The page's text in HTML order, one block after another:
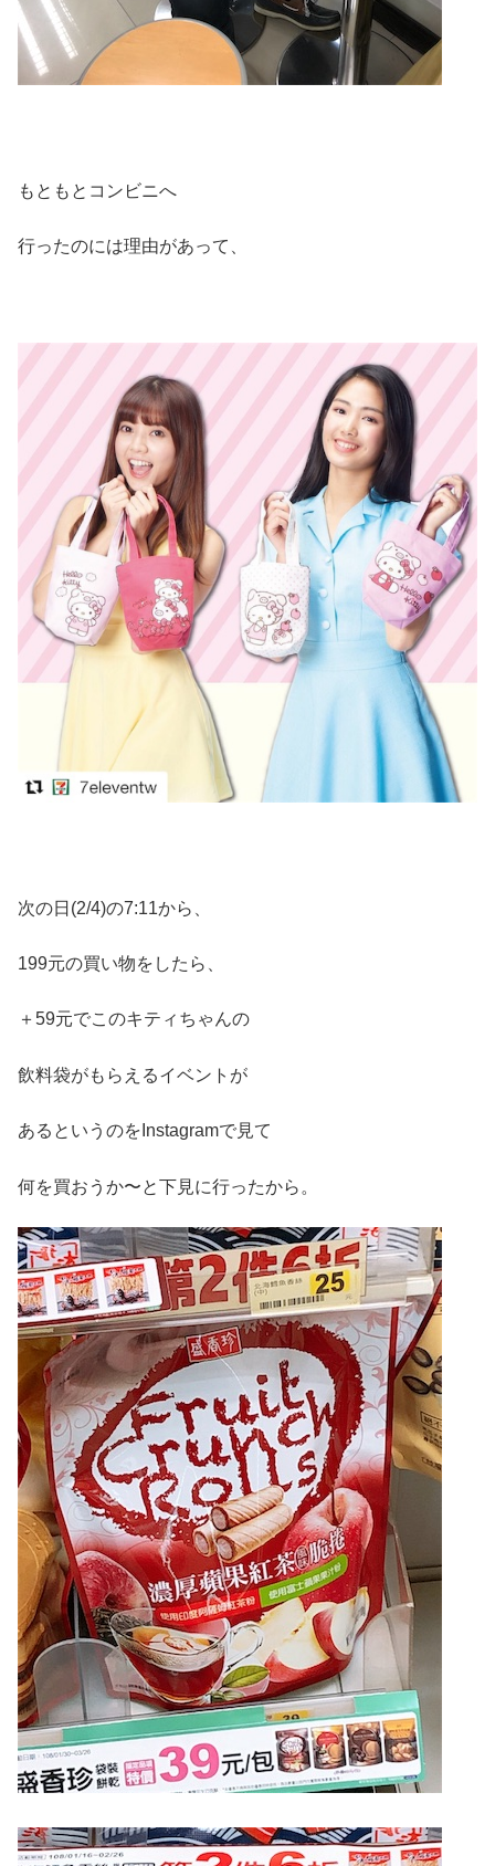
もともとコンビニへ
行ったのには理由があって、
次の日(2/4)の7:11から、
199元の買い物をしたら、
＋59元でこのキティちゃんの
飲料袋がもらえるイベントが
あるというのをInstagramで見て
何を買おうか〜と下見に行ったから。